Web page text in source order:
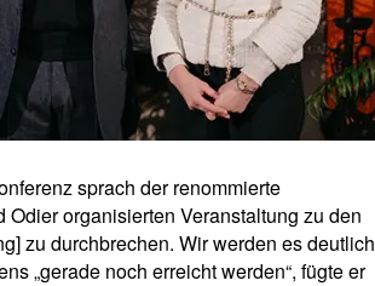
sprach der renommierte
organisierten Veranstaltung zu den
zu durchbrechen. Wir werden es deutlich
„gerade noch erreicht werden“, fügte er